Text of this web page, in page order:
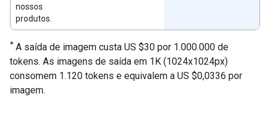
nossos
produtos.
* A saída de imagem custa US $30 por 1.000.000 de
tokens. As imagens de saída em 1K (1024x1024px)
consomem 1.120 tokens e equivalem a US $0,0336 por
imagem.